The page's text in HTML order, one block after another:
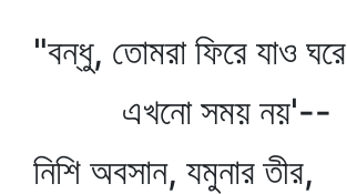
"বন্ধু, তোমরা ফিরে যাও ঘরে
এখনো সময় নয়'--
নিশি অবসান, যমুনার তীর,